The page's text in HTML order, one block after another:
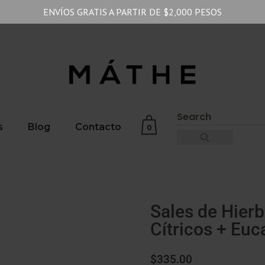
ENVÍOS GRATIS A PARTIR DE $2,000 PESOS
Blog Contacto 0
Sales de
Cítricos +
$335.00